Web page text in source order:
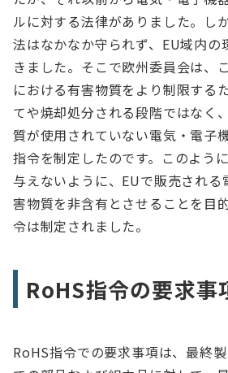
ルに対する法律がありました。し
法はなかなか守られず、EU域内の
きました。そこで欧州委員会は、
における有害物質をより制限する
てや焼却処分される段階ではなく
質が使用されていない電気・電子
指令を制定したのです。このよう
与えないように、EUで販売される
害物質を非含有とさせることを目
令は制定されました。
RoHS指令の要求事
RoHS指令での要求事項は、最終